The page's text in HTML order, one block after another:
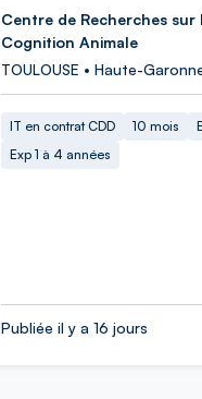
Centre de Recherches sur
Cognition Animale
TOULOUSE • Haute-
IT en contrat CDD 10 mois
Exp 1 à 4 années
Publiée il y a 16 jours